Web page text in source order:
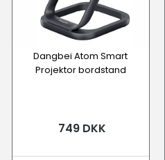
Dangbei Atom Smart
Projektor bordstand
749 DKK